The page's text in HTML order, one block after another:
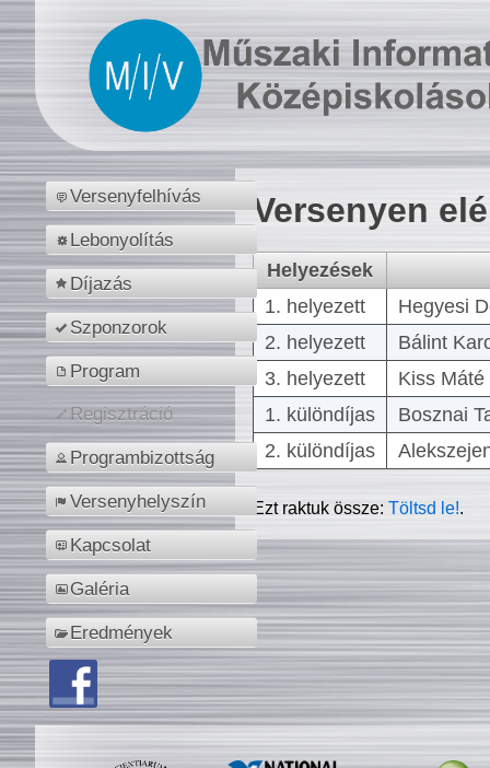
Versenyfelhívás
Lebonyolítás
Díjazás
Szponzorok
Program
Regisztráció
Programbizottság
Versenyhelyszín
Kapcsolat
Galéria
Eredmények
Versenyen
Helyezések
1. helyezett
Hegyesi
2. helyezett
Bálint
3. helyezett
Kiss
1. különdíjas
Bosznai
2. különdíjas
Ezt raktuk össze:Töltsd le!.